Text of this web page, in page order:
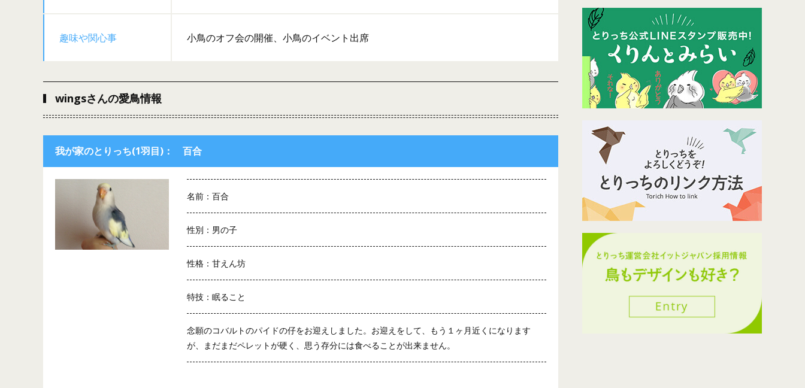
趣味や関心事 小鳥のオフ会の開催、小鳥のイベント出席
wingsさんの愛鳥情報
我が家のとりっち(1羽目)： 百合
名前：百合
性別：男の子
性格：甘えん坊
特技：眠ること
念願のコバルトのパイドの仔をお迎えしました。お迎えをして、もう１ヶ月近くになります
が、まだまだペレットが硬く、思う存分には食べることが出来ません。